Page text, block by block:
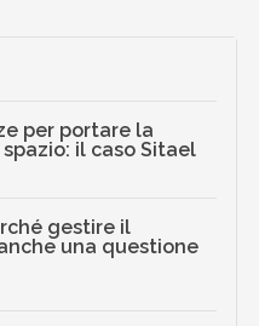
per portare la
il caso Sitael
gestire il
una questione